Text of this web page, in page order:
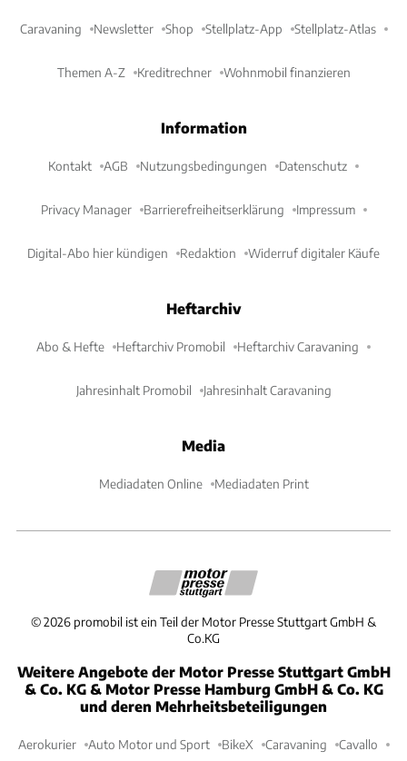
Caravaning Newsletter Shop Stellplatz-App Stellplatz-Atlas
Themen A-Z Kreditrechner Wohnmobil finanzieren
Information
Kontakt AGB Nutzungsbedingungen Datenschutz
Privacy Manager Barrierefreiheitserklärung Impressum
Digital-Abo hier kündigen Redaktion Widerruf digitaler Käufe
Heftarchiv
Abo & Hefte Heftarchiv Promobil Heftarchiv Caravaning
Jahresinhalt Promobil Jahresinhalt Caravaning
Media
Mediadaten Online Mediadaten Print
©2026 promobil ist ein Teil der Motor Presse Stuttgart GmbH &
Co.KG
Weitere Angebote der Motor Presse Stuttgart GmbH
& Co. KG & Motor Presse Hamburg GmbH & Co. KG
und deren Mehrheitsbeteiligungen
Aerokurier Auto Motor und Sport BikeX Caravaning Cavallo